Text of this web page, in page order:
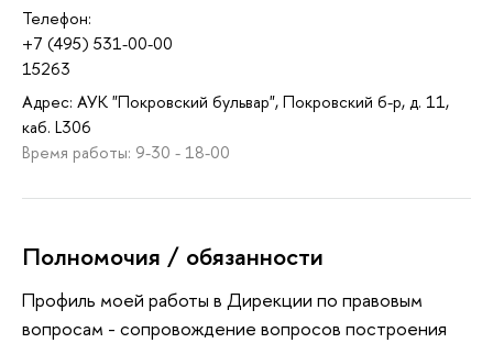
Телефон:
+7 (495) 531-00-00
15263
Адрес: АУК "Покровский бульвар", Покровский б-р, д. 11,
каб. L306
Время работы: 9-30 - 18-00
Полномочия / обязанности
Профиль моей работы в Дирекции по правовым
вопросам - сопровождение вопросов построения